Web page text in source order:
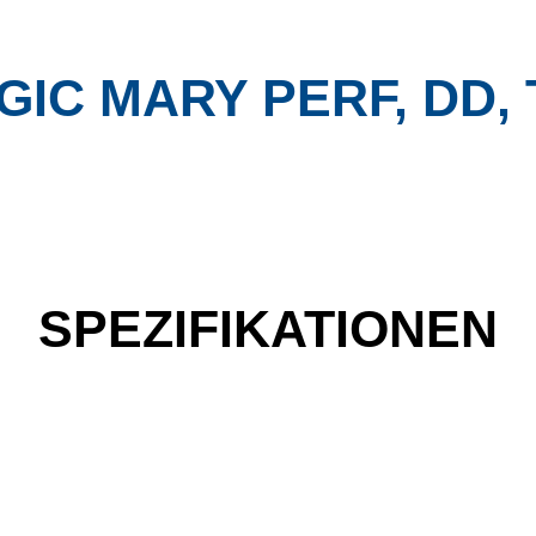
MARY PERF, DD,
SPEZIFIKATIONEN